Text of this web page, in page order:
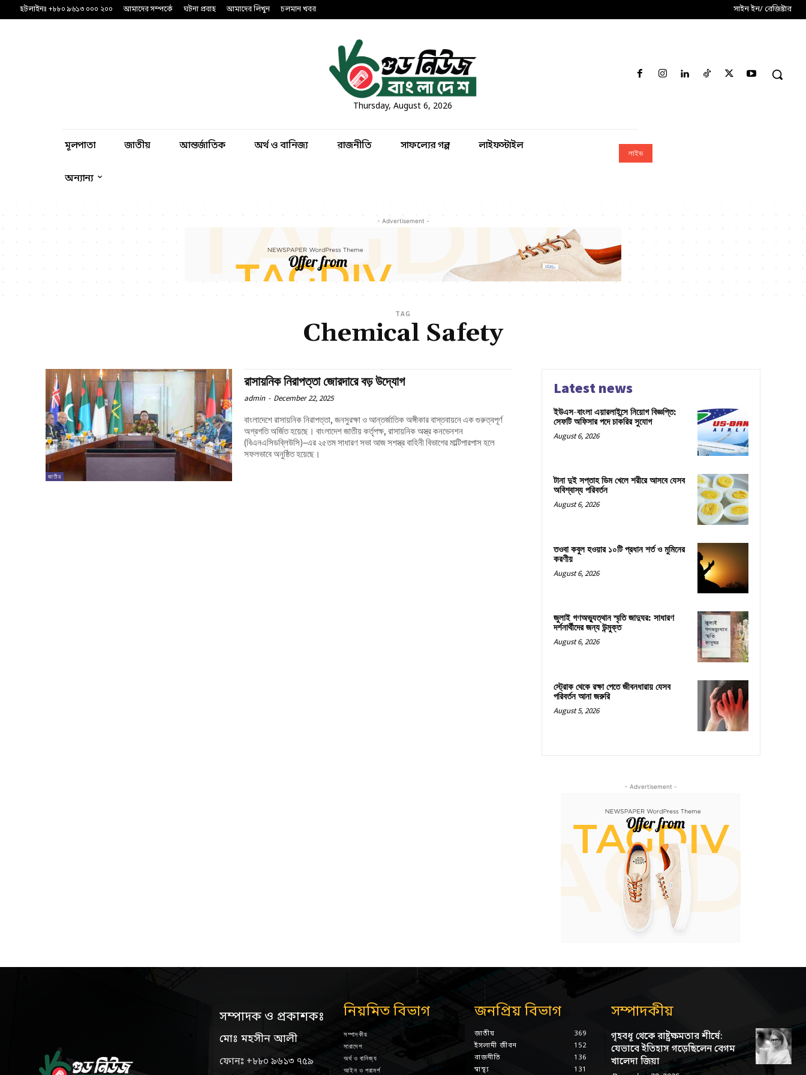
হটলাইনঃ +৮৮০ ৯৬১৩ ০০০ ২০০ আমাদের সম্পর্কে ঘটনা প্রবাহ আমাদের লিখুন চলমান খবর সাইন ইন/ রেজিষ্টার
Thursday, August 6, 2026
মূলপাতা জাতীয় আন্তর্জাতিক অর্থ ও বানিজ্য রাজনীতি সাফল্যের গল্প লাইফস্টাইল
অন্যান্য
লাইভ
- Advertisement -
TAG
Chemical Safety
জাতীয়
রাসায়নিক নিরাপত্তা জোরদারে বড় উদ্যোগ
admin - December 22, 2025
বাংলাদেশে রাসায়নিক নিরাপত্তা, জনসুরক্ষা ও আন্তর্জাতিক অঙ্গীকার বাস্তবায়নে এক গুরুত্বপূর্ণ
অগ্রগতি অর্জিত হয়েছে। বাংলাদেশ জাতীয় কর্তৃপক্ষ, রাসায়নিক অস্ত্র কনভেনশন
(বিএনএসিডব্লিউসি)–এর ২৫তম সাধারণ সভা আজ সশস্ত্র বাহিনী বিভাগের মাল্টিপারপাস হলে
সফলভাবে অনুষ্ঠিত হয়েছে।
Latest news
ইউএস-বাংলা এয়ারলাইন্সে নিয়োগ বিজ্ঞপ্তি:
সেফটি অফিসার পদে চাকরির সুযোগ
August 6, 2026
টানা দুই সপ্তাহ ডিম খেলে শরীরে আসবে যেসব
অবিশ্বাস্য পরিবর্তন
August 6, 2026
তওবা কবুল হওয়ার ১০টি প্রধান শর্ত ও মুমিনের
করণীয়
August 6, 2026
জুলাই গণঅভ্যুত্থান স্মৃতি জাদুঘর: সাধারণ
দর্শনার্থীদের জন্য উন্মুক্ত
August 6, 2026
স্ট্রোক থেকে রক্ষা পেতে জীবনধারায় যেসব
পরিবর্তন আনা জরুরি
August 5, 2026
- Advertisement -
সম্পাদক ও প্রকাশকঃ
মোঃ মহসীন আলী
ফোনঃ +৮৮০ ৯৬১৩ ৭৫৯
নিয়মিত বিভাগ
সম্পাদকীয়
সারাদেশ
অর্থ ও বানিজ্য
আইন ও পরামর্শ
জনপ্রিয় বিভাগ
জাতীয়
369
ইসলামী জীবন
152
রাজনীতি
136
স্বাস্থ্য
131
সম্পাদকীয়
গৃহবধূ থেকে রাষ্ট্রক্ষমতার শীর্ষে:
যেভাবে ইতিহাস গড়েছিলেন বেগম
খালেদা জিয়া